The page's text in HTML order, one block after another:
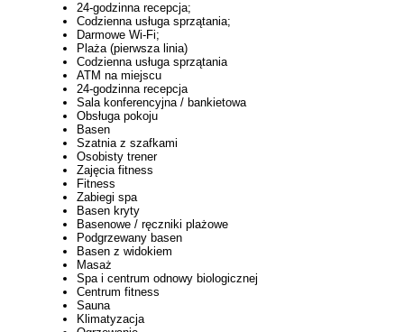
24-godzinna recepcja;
Codzienna usługa sprzątania;
Darmowe Wi-Fi;
Plaża (pierwsza linia)
Codzienna usługa sprzątania
ATM na miejscu
24-godzinna recepcja
Sala konferencyjna / bankietowa
Obsługa pokoju
Basen
Szatnia z szafkami
Osobisty trener
Zajęcia fitness
Fitness
Zabiegi spa
Basen kryty
Basenowe / ręczniki plażowe
Podgrzewany basen
Basen z widokiem
Masaż
Spa i centrum odnowy biologicznej
Centrum fitness
Sauna
Klimatyzacja